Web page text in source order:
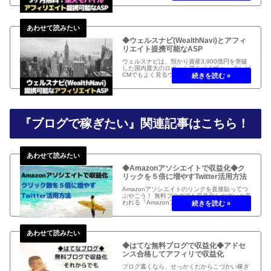
ペーンは終了しましたが、3ヶ月無料でも十分
◆ウェルスナビ(WealthNavi)とアフィ
リエイト提携可能なASP
ウェルスナビは、預かり資産3,900億円を突破
した国内最大のロボットアドバイザー。 テレビ
CMでもよく見るウェルスナビは、投資初心者
には有難い国際分散投資を自動運用。 ウェルス
ナビのアフィリエイトで収益をあげたいと考え
『ブログで稼ぎたい』関連記事はこちら！
◆Amazonアソシエイトで収益化◆ク
リックを５倍に増やすTwitter活用方法
Amazonアソシエイトのリンクを直接貼ってつ
ぶやこう！ 無料ブログでも収益化しやすいと言
われる『Amazonアソシエイト』ですが、やみ
くもに記事を書いても誰も見てくれません。早
めの収益化を目指して、Twitterを効果的に活用
◆はてな無料ブログで収益化◆アドセ
ンス合格してアフィリで収益化
ブログ書くなら、せっかくだからこづかい稼ぎ